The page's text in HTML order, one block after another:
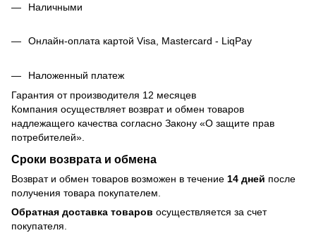
Наличными
Онлайн-оплата картой Visa, Mastercard - LiqPay
Наложенный платеж
Гарантия от производителя 12 месяцев
Компания осуществляет возврат и обмен товаров
надлежащего качества согласно Закону «О защите прав
потребителей»
Сроки возврата и обмена
Возврат и обмен товаров возможен в течение 14 дней после
получения товара покупателем.
Обратная доставка товаров осуществляется за счет
покупателя.